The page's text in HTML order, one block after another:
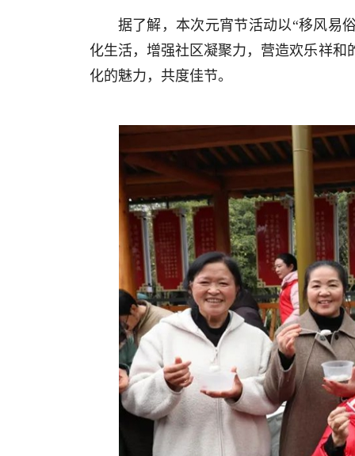
据了解，本次元宵节活动以“移风易
化生活，增强社区凝聚力，营造欢乐祥
化的魅力，共度佳节。